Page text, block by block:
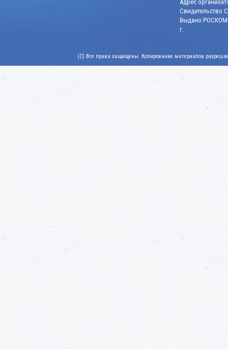
Адрес
Свидетельство
Выдано
г.
(C) Все права защищены. Копирование материалов